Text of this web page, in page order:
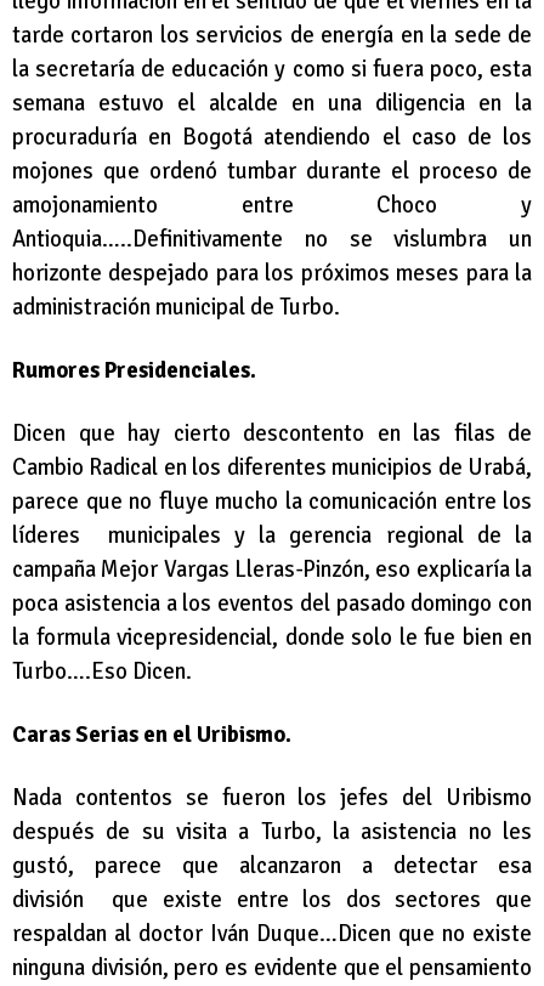
tarde cortaron los servicios de energía en la sede de
la secretaría de educación y como si fuera poco, esta
semana estuvo el alcalde en una diligencia en la
procuraduría en Bogotá atendiendo el caso de los
mojones que ordenó tumbar durante el proceso de
amojonamiento entre Choco y
Antioquia…..Definitivamente no se vislumbra un
horizonte despejado para los próximos meses para la
administración municipal de Turbo.
Rumores Presidenciales.
Dicen que hay cierto descontento en las filas de
Cambio Radical en los diferentes municipios de Urabá,
parece que no fluye mucho la comunicación entre los
líderes municipales y la gerencia regional de la
campaña Mejor Vargas Lleras-Pinzón, eso explicaría la
poca asistencia a los eventos del pasado domingo con
la formula vicepresidencial, donde solo le fue bien en
Turbo….Eso Dicen.
Caras Serias en el Uribismo.
Nada contentos se fueron los jefes del Uribismo
después de su visita a Turbo, la asistencia no les
gustó, parece que alcanzaron a detectar esa
división que existe entre los dos sectores que
respaldan al doctor Iván Duque…Dicen que no existe
ninguna división, pero es evidente que el pensamiento